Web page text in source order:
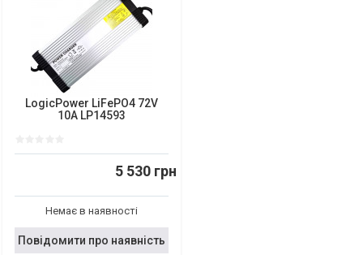
LogicPower LiFePO4 72V
10A LP14593
5 530 грн
Немає в наявності
Повідомити про наявність